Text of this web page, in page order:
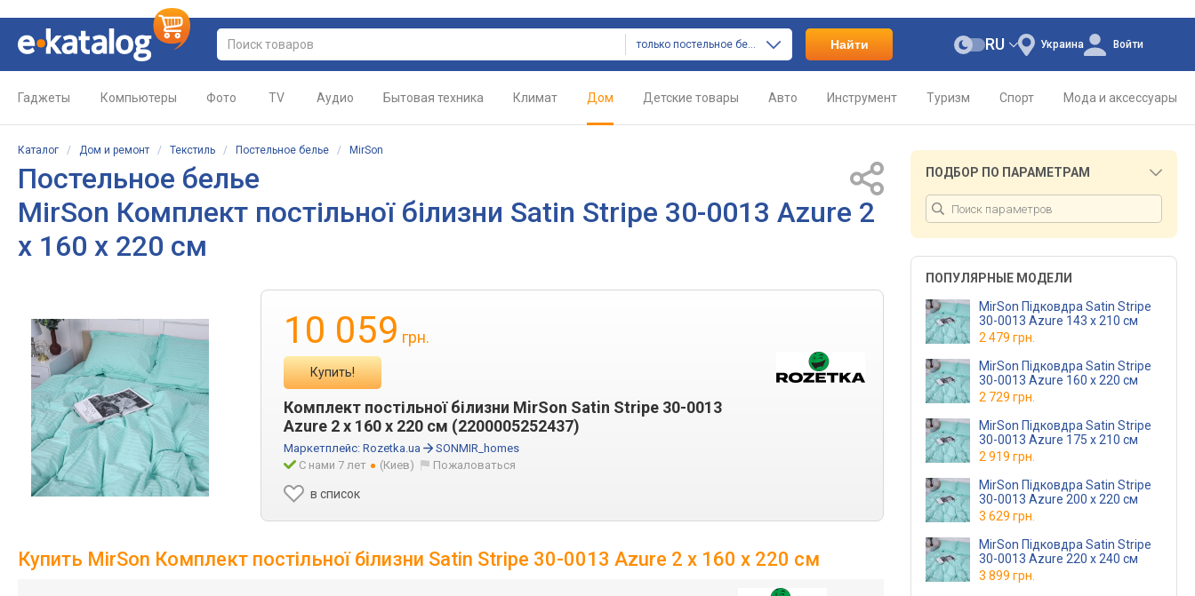
только постельное белье Найти Украина
RU Войти
Гаджеты Компьютеры Фото TV Аудио Бытовая техника Климат Дом Детские товары Авто Инструмент Туризм Спорт Мода и аксессуары
Каталог / Дом и ремонт / Текстиль / Постельное белье / MirSon
Постельное белье
MirSon Комплект постільної білизни Satin Stripe 30-0013 Azure 2
x 160 x 220 см
10 059 грн.
Купить!
Комплект постільної білизни MirSon Satin Stripe 30-0013
Azure 2 x 160 x 220 см (2200005252437)
Маркетплейс: Rozetka.ua
SONMIR_homes
С нами 7 лет
(Киев) Пожаловаться
в список
Купить MirSon Комплект постільної білизни Satin Stripe 30-0013 Azure 2 x 160 x 220 см
ПОДБОР ПО ПАРАМЕТРАМ
ПОПУЛЯРНЫЕ МОДЕЛИ
MirSon Підковдра Satin Stripe
30-0013 Azure 143 x 210 см
2 479 грн.
MirSon Підковдра Satin Stripe
30-0013 Azure 160 x 220 см
2 729 грн.
MirSon Підковдра Satin Stripe
30-0013 Azure 175 x 210 см
2 919 грн.
MirSon Підковдра Satin Stripe
30-0013 Azure 200 x 220 см
3 629 грн.
MirSon Підковдра Satin Stripe
30-0013 Azure 220 x 240 см
3 899 грн.